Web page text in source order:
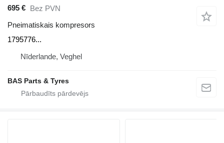
695 € Bez PVN
Pneimatiskais kompresors
1795776...
Nīderlande, Veghel
BAS Parts & Tyres